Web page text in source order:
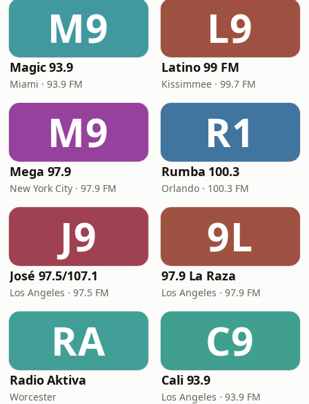
M9
Magic 93.9
Miami · 93.9 FM
L9
Latino 99 FM
Kissimmee · 99.7 FM
M9
Mega 97.9
New York City · 97.9 FM
R1
Rumba 100.3
Orlando · 100.3 FM
J9
José 97.5/107.1
Los Angeles · 97.5 FM
9L
97.9 La Raza
Los Angeles · 97.9 FM
RA
Radio Aktiva
Worcester
C9
Cali 93.9
Los Angeles · 93.9 FM